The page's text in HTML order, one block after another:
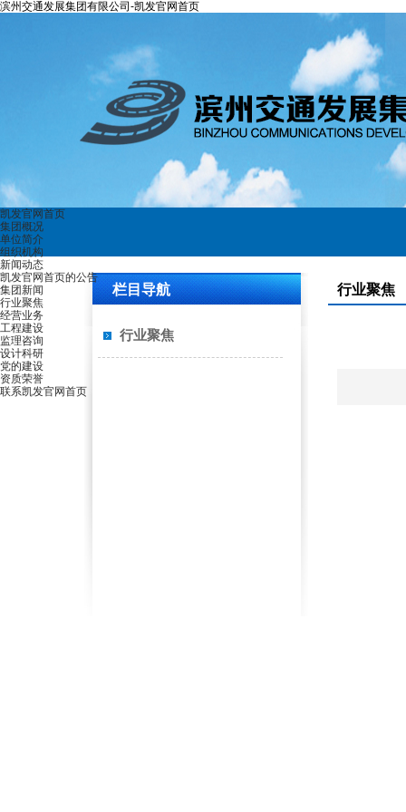
滨州交通发展集团有限公司-凯发官网首页
凯发官网首页
集团概况
单位简介
组织机构
新闻动态
凯发官网首页的公告
集团新闻
行业聚焦
经营业务
工程建设
监理咨询
设计科研
党的建设
资质荣誉
联系凯发官网首页
栏目导航
行业聚焦
行业聚焦